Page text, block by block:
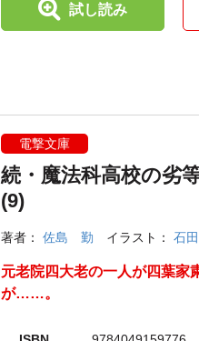
試し読み
電撃文庫
続・魔法科高校の劣
(9)
著者： 佐島 勤 イラスト： 石
元老院四大老の一人が四葉
が……。